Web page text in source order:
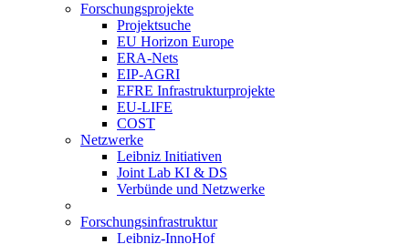
Forschungsprojekte
Projektsuche
EU Horizon Europe
ERA-Nets
EIP-AGRI
EFRE Infrastrukturprojekte
EU-LIFE
COST
Netzwerke
Leibniz Initiativen
Joint Lab KI & DS
Verbünde und Netzwerke
Forschungsinfrastruktur
Leibniz-InnoHof